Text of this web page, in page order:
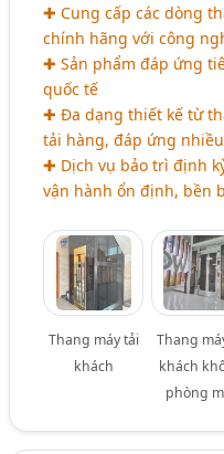
✚ Cung cấp các dòng
chính hãng với công
✚ Sản phẩm đáp ứng
quốc tế
✚ Đa dạng thiết kế từ
tải hàng, đáp ứng
✚ Dịch vụ bảo trì định
vận hành ổn định, bền
Thang máy tải
khách
Thang
khách
phòng